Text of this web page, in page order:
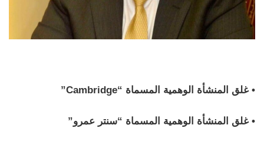
• غلق المنشأة الوهمية المسماة “Cambridge”
• غلق المنشأة الوهمية المسماة “سنتر عمرو”